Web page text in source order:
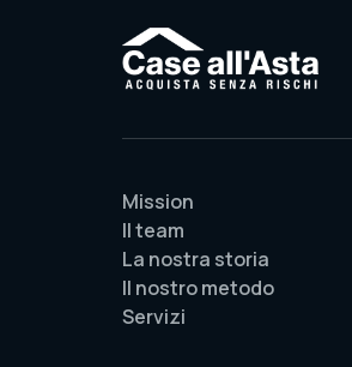
Mission
Il team
La nostra storia
Il nostro metodo
Servizi